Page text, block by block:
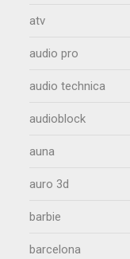
atv
audio pro
audio technica
audioblock
auna
auro 3d
barbie
barcelona